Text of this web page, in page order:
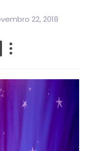
22, 2018